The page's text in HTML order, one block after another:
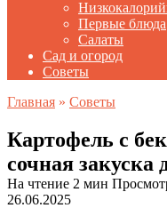
Первые блюда
Салаты
Сад и огород
Советы
Главная » Советы
Картофель с
сочная закуска
На чтение 2 мин
26.06.2025